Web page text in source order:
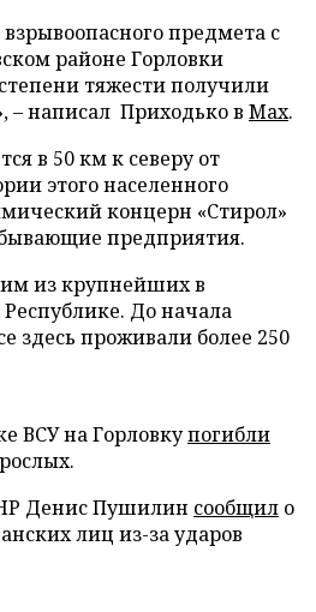
взрывоопасного предмета с
районе Горловки
тяжести получили
– написал Приходько в Max.
в 50 км к северу от
этого населенного
концерн «Стирол»
предприятия.
из крупнейших в
До начала
здесь проживали более 250
ВСУ на Горловкупогибли
Денис Пушилин сообщил о
лиц из-за ударов